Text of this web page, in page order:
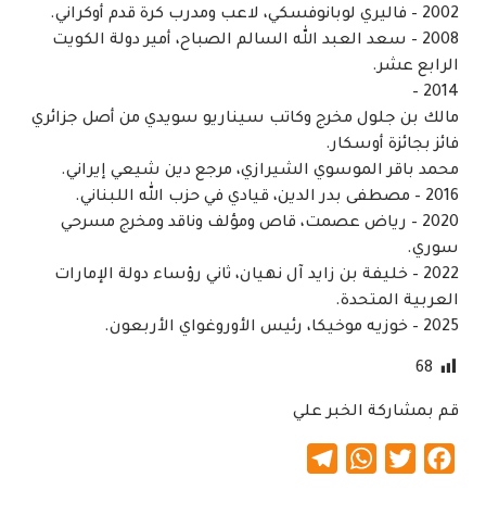
2002 – فاليري لوبانوفسكي، لاعب ومدرب كرة قدم أوكراني.
2008 – سعد العبد الله السالم الصباح، أمير دولة الكويت
الرابع عشر.
2014 –
مالك بن جلول مخرج وكاتب سيناريو سويدي من أصل جزائري
فائز بجائزة أوسكار.
محمد باقر الموسوي الشيرازي، مرجع دين شيعي إيراني.
2016 – مصطفى بدر الدين، قيادي في حزب الله اللبناني.
2020 – رياض عصمت، قاص ومؤلف وناقد ومخرج مسرحي
سوري.
2022 – خليفة بن زايد آل نهيان، ثاني رؤساء دولة الإمارات
العربية المتحدة.
2025 – خوزيه موخيكا، رئيس الأوروغواي الأربعون.
68
قم بمشاركة الخبر علي
Facebook
Twitter
WhatsApp